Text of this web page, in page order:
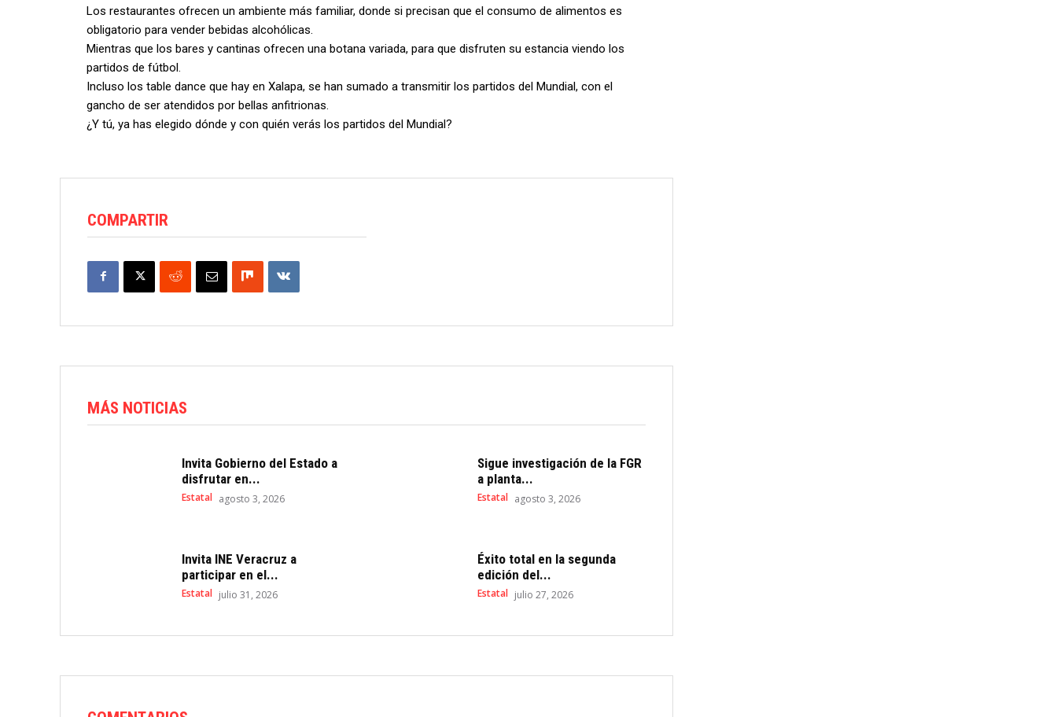
Los restaurantes ofrecen un ambiente más familiar, donde si precisan que el consumo de alimentos es
obligatorio para vender bebidas alcohólicas.
Mientras que los bares y cantinas ofrecen una botana variada, para que disfruten su estancia viendo los
partidos de fútbol.
Incluso los table dance que hay en Xalapa, se han sumado a transmitir los partidos del Mundial, con el
gancho de ser atendidos por bellas anfitrionas.
¿Y tú, ya has elegido dónde y con quién verás los partidos del Mundial?
COMPARTIR
MÁS NOTICIAS
Invita Gobierno del Estado a
disfrutar en...
Estatal agosto 3, 2026
Sigue investigación de la FGR
a planta...
Estatal agosto 3, 2026
Invita INE Veracruz a
participar en el...
Estatal julio 31, 2026
Éxito total en la segunda
edición del...
Estatal julio 27, 2026